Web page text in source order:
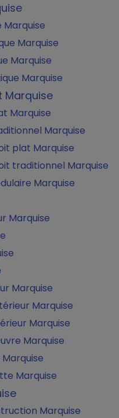
Marquise
Marquise
Marquise
Marquise
Marquise
Marquise
plat Marquise
traditionnel Marquise
Marquise
Marquise
Marquise
Marquise
Marquise
Marquise
Marquise
Marquise